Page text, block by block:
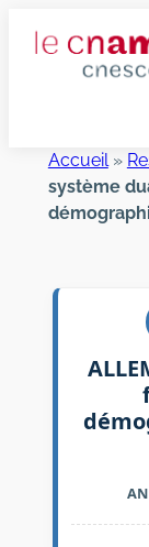
Accueil»
système